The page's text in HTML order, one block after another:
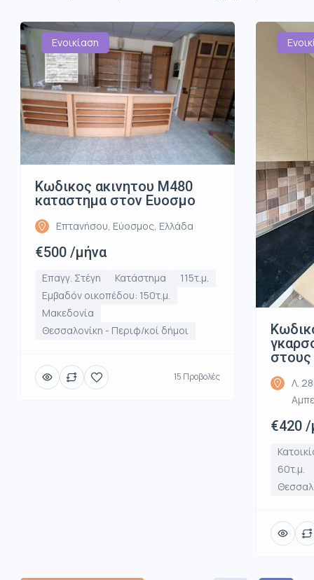
Ενοικίαση
Κωδικος ακινητου Μ480
καταστημα στον Ευοσμο
Επτανήσου, Εύοσμος, Ελλάδα
€500 /μήνα
Επαγγ. Στέγη Κατάστημα
115τ.μ.
Εμβαδόν οικοπέδου: 150τ.μ.
Μακεδονία
Θεσσαλονίκη - Περιφ/κοί δήμοι
15 Προβολές
Λ.
€420
60τ.μ.